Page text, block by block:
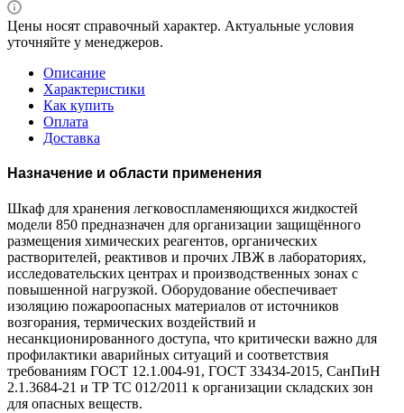
Цены носят справочный характер. Актуальные условия
уточняйте у менеджеров.
Описание
Характеристики
Как купить
Оплата
Доставка
Назначение и области применения
Шкаф для хранения легковоспламеняющихся жидкостей
модели 850 предназначен для организации защищённого
размещения химических реагентов, органических
растворителей, реактивов и прочих ЛВЖ в лабораториях,
исследовательских центрах и производственных зонах с
повышенной нагрузкой. Оборудование обеспечивает
изоляцию пожароопасных материалов от источников
возгорания, термических воздействий и
несанкционированного доступа, что критически важно для
профилактики аварийных ситуаций и соответствия
требованиям ГОСТ 12.1.004-91, ГОСТ 33434-2015, СанПиН
2.1.3684-21 и ТР ТС 012/2011 к организации складских зон
для опасных веществ.